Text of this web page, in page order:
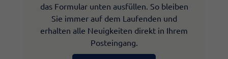
das Formular unten ausfüllen. So bleiben
Sie immer auf dem Laufenden und
erhalten alle Neuigkeiten direkt in Ihrem
Posteingang.